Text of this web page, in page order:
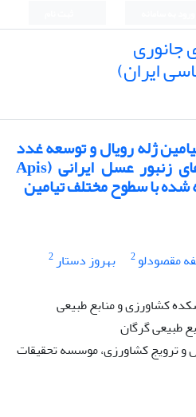
ایران)
ژله رویال و توسعه غدد
هیپوفارنژیال در کلنی‌های زنبور عسل ایرانی (Apis
مقصودلو2 بهروز دستار2
کشاورزی و منابع طبیعی
طبیعی گرگان
و ترویج کشاورزی، موسسه تحقیقات